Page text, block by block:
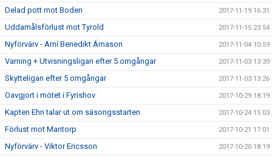
Delad pott mot Boden 2017-11-19 16:31
Uddamålsförlust mot Tyrold 2017-11-15 23:54
Nyförvärv - Arní Benedikt Árnason 2017-11-04 10:59
Varning + Utvisningsligan efter 5 omgångar 2017-11-03 13:39
Skytteligan efter 5 omgångar 2017-11-03 13:26
Oavgjort i mötet i Fyrishov 2017-10-29 18:19
Kapten Ehn talar ut om säsongsstarten 2017-10-24 15:03
Förlust mot Mantorp 2017-10-21 17:01
Nyförvärv - Viktor Ericsson 2017-10-20 18:19